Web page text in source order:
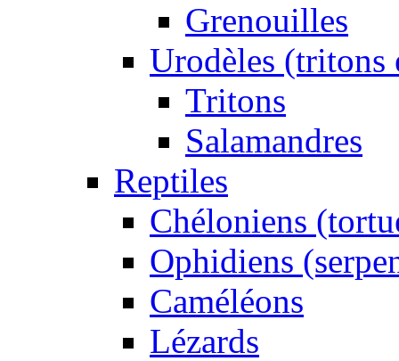
Grenouilles
Urodèles (tritons
Tritons
Salamandres
Reptiles
Chéloniens
Ophidiens
Caméléons
Lézards